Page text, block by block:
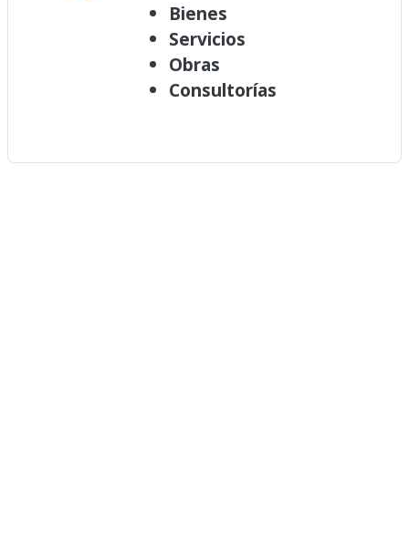
Bienes
Servicios
Obras
Consultorías